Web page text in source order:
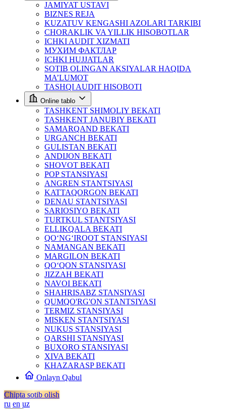
JAMIYAT USTAVI
BIZNES REJA
KUZATUV KENGASHI AZOLARI TARKIBI
CHORAKLIK VA YILLIK HISOBOTLAR
ICHKI AUDIT XIZMATI
МУХИМ ФАКТЛАР
ICHKI HUJJATLAR
SOTIB OLINGAN AKSIYALAR HAQIDA
MA’LUMOT
TASHQI AUDIT HISOBOTI
Online tablo
TASHKENT SHIMOLIY BEKATI
TASHKENT JANUBIY BEKATI
SAMARQAND BEKATI
URGANCH BEKATI
GULISTAN BEKATI
ANDIJON BEKATI
SHOVOT BEKATI
POP STANSIYASI
ANGREN STANTSIYASI
KATTAQORGON BEKATI
DENAU STANTSIYASI
SARIOSIYO BEKATI
TURTKUL STANTSIYASI
ELLIKQALA BEKATI
QO‘NG‘IROOT STANSIYASI
NAMANGAN BEKATI
MARGILON BEKATI
QO‘QON STANSIYASI
JIZZAH BEKATI
NAVOI BEKATI
SHAHRISABZ STANSIYASI
QUMQO'RG'ON STANTSIYASI
TERMIZ STANSIYASI
MISKEN STANTSIYASI
NUKUS STANSIYASI
QARSHI STANSIYASI
BUXORO STANSIYASI
XIVA BEKATI
KHAZARASP BEKATI
Onlayn Qabul
Chipta sotib olish
ru en uz